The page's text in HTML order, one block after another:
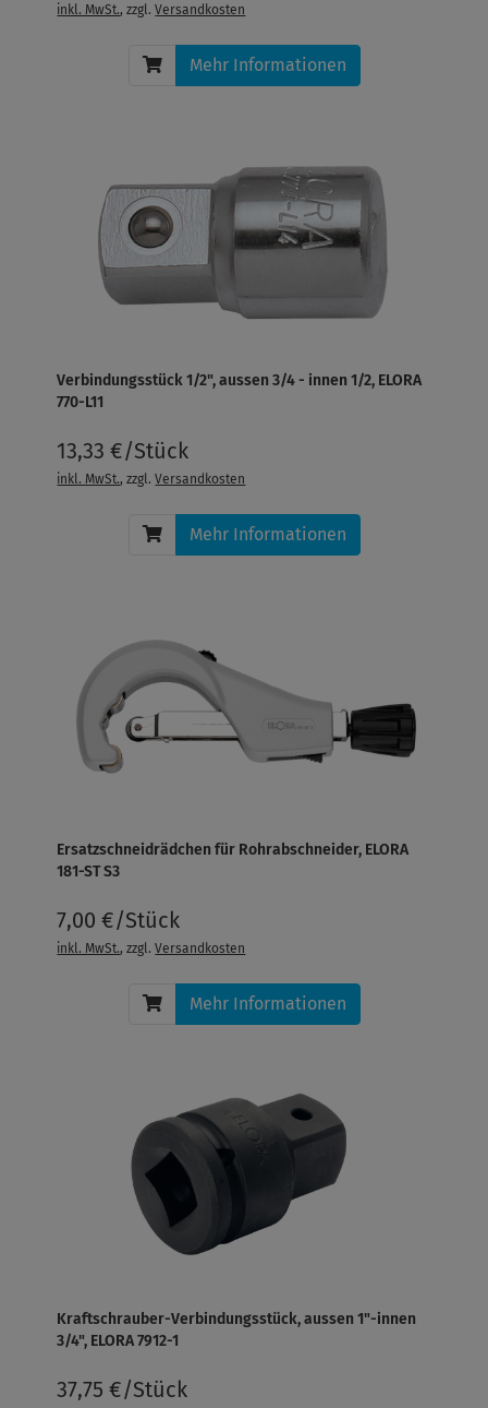
inkl. MwSt., zzgl.Versandkosten
Mehr Informationen
Verbindungsstück 1/2", aussen 3/4 - innen 1/2, ELORA
770-L11
13,33 €/Stück
inkl. MwSt., zzgl.Versandkosten
Mehr Informationen
Ersatzschneidrädchen für Rohrabschneider, ELORA
181-ST S3
7,00 €/Stück
inkl. MwSt., zzgl.Versandkosten
Mehr Informationen
Kraftschrauber-Verbindungsstück, aussen 1"-innen
3/4", ELORA 7912-1
37,75 €/Stück